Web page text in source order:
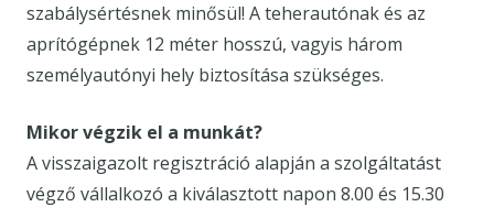
szabálysértésnek minősül! A teherautónak és az
aprítógépnek 12 méter hosszú, vagyis három
személyautónyi hely biztosítása szükséges.
Mikor végzik el a munkát?
A visszaigazolt regisztráció alapján a szolgáltatást
végző vállalkozó a kiválasztott napon 8.00 és 15.30